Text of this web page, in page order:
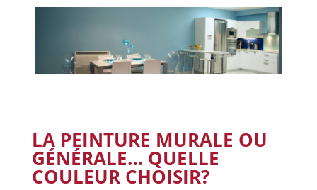
LA PEINTURE MURALE OU
GÉNÉRALE… QUELLE
COULEUR CHOISIR?